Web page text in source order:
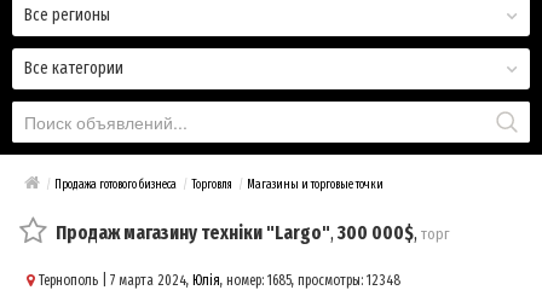
Все категории
Все регионы
/ Продажа готового бизнеса / Торговля / Магазины и торговые точки
Продаж магазину техніки "Largo", 300 000$, торг
Тернополь | 7 марта 2024, Юлія, номер: 1685, просмотры: 12348